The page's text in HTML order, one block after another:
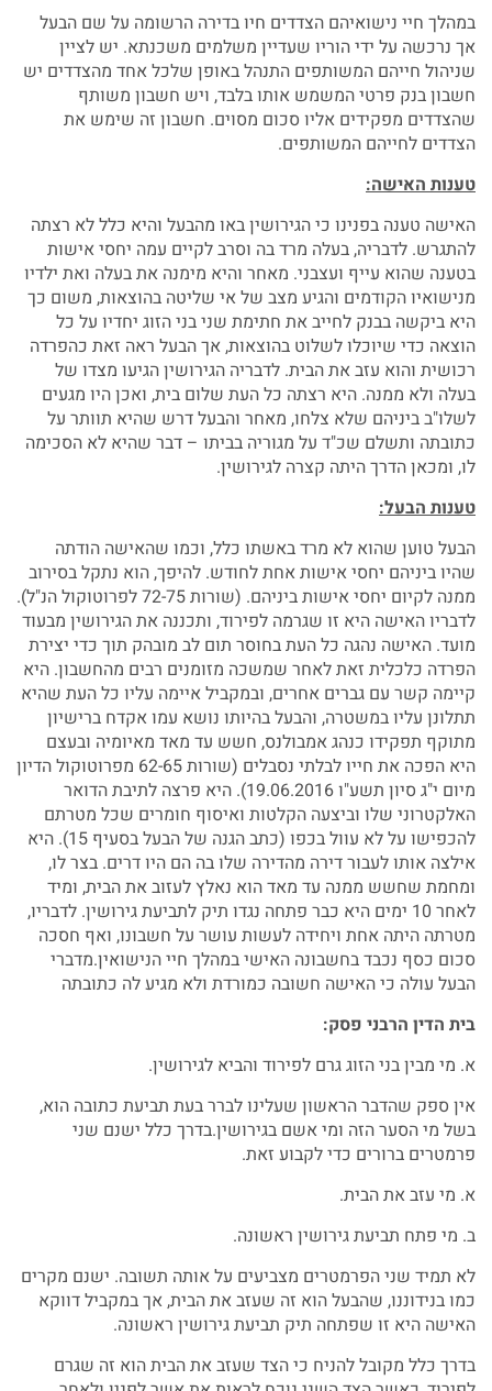
במהלך חיי נישואיהם הצדדים חיו בדירה הרשומה על שם הבעל
אך נרכשה על ידי הוריו שעדיין משלמים משכנתא. יש לציין
שניהול חייהם המשותפים התנהל באופן שלכל אחד מהצדדים יש
חשבון בנק פרטי המשמש אותו בלבד, ויש חשבון משותף
שהצדדים מפקידים אליו סכום מסוים. חשבון זה שימש את
הצדדים לחייהם המשותפים.
טענות האישה:
האישה טענה בפנינו כי הגירושין באו מהבעל והיא כלל לא רצתה
להתגרש. לדבריה, בעלה מרד בה וסרב לקיים עמה יחסי אישות
בטענה שהוא עייף ועצבני. מאחר והיא מימנה את בעלה ואת ילדיו
מנישואיו הקודמים והגיע מצב של אי שליטה בהוצאות, משום כך
היא ביקשה בבנק לחייב את חתימת שני בני הזוג יחדיו על כל
הוצאה כדי שיוכלו לשלוט בהוצאות, אך הבעל ראה זאת כהפרדה
רכושית והוא עזב את הבית. לדבריה הגירושין הגיעו מצדו של
בעלה ולא ממנה. היא רצתה כל העת שלום בית, ואכן היו מגעים
לשלו"ב ביניהם שלא צלחו, מאחר והבעל דרש שהיא תוותר על
כתובתה ותשלם שכ"ד על מגוריה בביתו – דבר שהיא לא הסכימה
לו, ומכאן הדרך היתה קצרה לגירושין.
טענות הבעל:
הבעל טוען שהוא לא מרד באשתו כלל, וכמו שהאישה הודתה
שהיו ביניהם יחסי אישות אחת לחודש. להיפך, הוא נתקל בסירוב
ממנה לקיום יחסי אישות ביניהם. (שורות 72-75 לפרוטוקול הנ"ל).
לדבריו האישה היא זו שגרמה לפירוד, ותכננה את הגירושין מבעוד
מועד. האישה נהגה כל העת בחוסר תום לב מובהק תוך כדי יצירת
הפרדה כלכלית זאת לאחר שמשכה מזומנים רבים מהחשבון. היא
קיימה קשר עם גברים אחרים, ובמקביל איימה עליו כל העת שהיא
תתלונן עליו במשטרה, והבעל בהיותו נושא עמו אקדח ברישיון
מתוקף תפקידו כנהג אמבולנס, חשש עד מאד מאיומיה ובעצם
היא הפכה את חייו לבלתי נסבלים (שורות 62-65 מפרוטוקול הדיון
מיום י"ג סיון תשע"ו 19.06.2016). היא פרצה לתיבת הדואר
האלקטרוני שלו וביצעה הקלטות ואיסוף חומרים שכל מטרתם
להכפישו על לא עוול בכפו (כתב הגנה של הבעל בסעיף 15). היא
אילצה אותו לעבור דירה מהדירה שלו בה הם היו דרים. בצר לו,
ומחמת שחשש ממנה עד מאד הוא נאלץ לעזוב את הבית, ומיד
לאחר 10 ימים היא כבר פתחה נגדו תיק לתביעת גירושין. לדבריו,
מטרתה היתה אחת ויחידה לעשות עושר על חשבונו, ואף חסכה
סכום כסף נכבד בחשבונה האישי במהלך חיי הנישואין.מדברי
הבעל עולה כי האישה חשובה כמורדת ולא מגיע לה כתובתה
בית הדין הרבני פסק:
א. מי מבין בני הזוג גרם לפירוד והביא לגירושין.
אין ספק שהדבר הראשון שעלינו לברר בעת תביעת כתובה הוא,
בשל מי הסער הזה ומי אשם בגירושין.בדרך כלל ישנם שני
פרמטרים ברורים כדי לקבוע זאת.
א. מי עזב את הבית.
ב. מי פתח תביעת גירושין ראשונה.
לא תמיד שני הפרמטרים מצביעים על אותה תשובה. ישנם מקרים
כמו בנידוננו, שהבעל הוא זה שעזב את הבית, אך במקביל דווקא
האישה היא זו שפתחה תיק תביעת גירושין ראשונה.
בדרך כלל מקובל להניח כי הצד שעזב את הבית הוא זה שגרם